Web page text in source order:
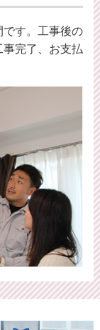
す。工事後の
完了、お支払